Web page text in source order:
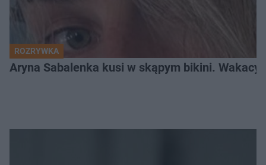
ROZRYWKA
Aryna Sabalenka kusi w skąpym bikini.